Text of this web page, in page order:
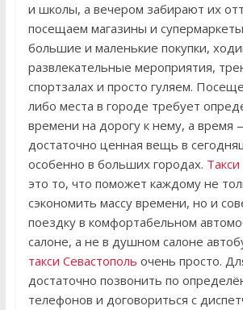
и школы, а вечером забирают их
посещаем магазины и
большие и маленькие покупки,
развлекательные мероприятия,
спортзалах и просто гуляем.
либо места в городе требует
времени на дорогу к нему, а время
достаточно ценная вещь в
особенно в больших городах.
это то, что поможет каждому не
сэкономить массу времени, но и
поездку в комфортабельном
салоне, а не в душном салоне
такси Севастополь очень просто.
достаточно позвонить по
телефонов и договориться с